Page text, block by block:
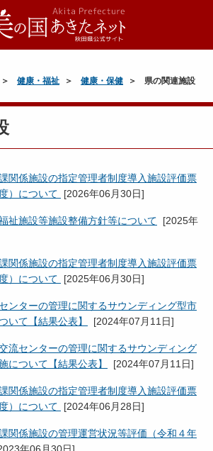
健康・福祉 健康・保健 県の関連施設
関係施設の指定管理者制度導入施設評価票
）について
[2026年06月30日]
祉施設等施設整備方針等について [2025年
関係施設の指定管理者制度導入施設評価票
）について
[2025年06月30日]
ンターの管理に関するサウンディング型市
いて【結果公表】
[2024年07月11日]
流センターの管理に関するサウンディング
について【結果公表】
[2024年07月11日]
関係施設の指定管理者制度導入施設評価票
）について
[2024年06月28日]
関係施設の管理運営状況等評価（令和４年